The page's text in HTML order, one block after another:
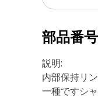
部品番号
説明:
内部保持リ
一種ですシ